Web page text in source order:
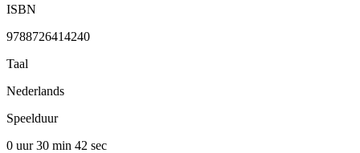
ISBN
9788726414240
Taal
Nederlands
Speelduur
0 uur 30 min 42 sec